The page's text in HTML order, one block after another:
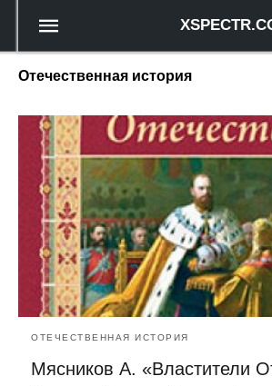
XSPECTR.COM
Отечественная история
ОТЕЧЕСТВЕННАЯ ИСТОРИЯ
Мясников А. «Властители